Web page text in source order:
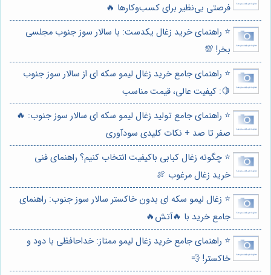
فرصتی بی‌نظیر برای کسب‌وکارها 🔥
⭐️ راهنمای خرید زغال یکدست: با سالار سوز جنوب مجلسی
بخر! 💯
⭐️ راهنمای جامع خرید زغال لیمو سکه ای از سالار سوز جنوب
🍋: کیفیت عالی، قیمت مناسب
⭐️ راهنمای جامع تولید زغال لیمو سکه ای سالار سوز جنوب: 🔥
صفر تا صد + نکات کلیدی سودآوری
⭐️ چگونه زغال کبابی باکیفیت انتخاب کنیم؟ راهنمای فنی
خرید زغال مرغوب 🍖
⭐️ زغال لیمو سکه ای بدون خاکستر سالار سوز جنوب: راهنمای
جامع خرید با 🔥آتش🔥
⭐️ راهنمای جامع خرید زغال لیمو ممتاز: خداحافظی با دود و
خاکستر! 💨